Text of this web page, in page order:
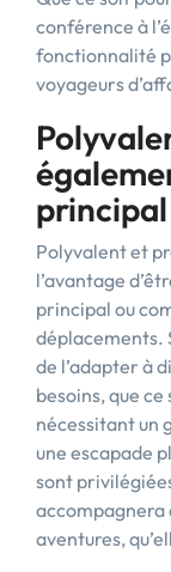
conférence à
fonctionnalité
voyageurs
Polyvalent et
l’avantage
principal ou
déplacements.
de l’adapter à
besoins, que
nécessitant un
une escapade
sont
accompagnera
aventures,